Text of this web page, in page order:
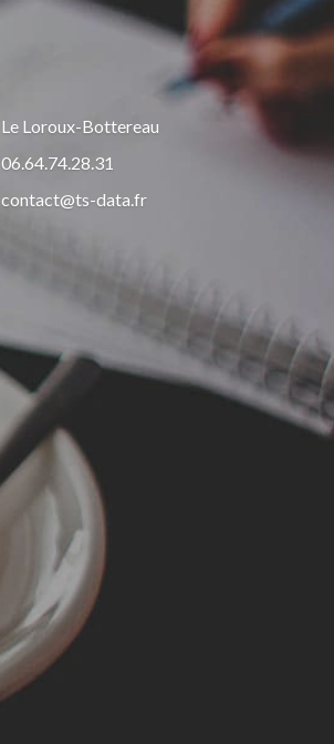
Le Loroux-Bottereau
06.64.74.28.31
contact@ts-data.fr